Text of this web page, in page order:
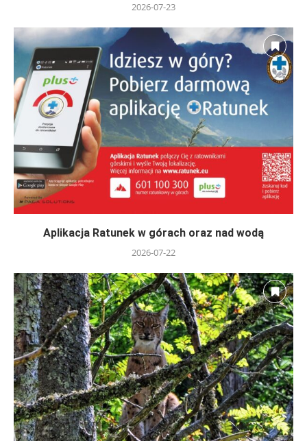
2026-07-23
Aplikacja Ratunek w górach oraz nad wodą
2026-07-22